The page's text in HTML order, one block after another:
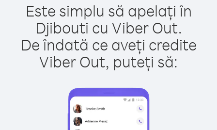
Este simplu să apelați în
Djibouti cu Viber Out.
De îndată ce aveți credite
Viber Out, puteți să: